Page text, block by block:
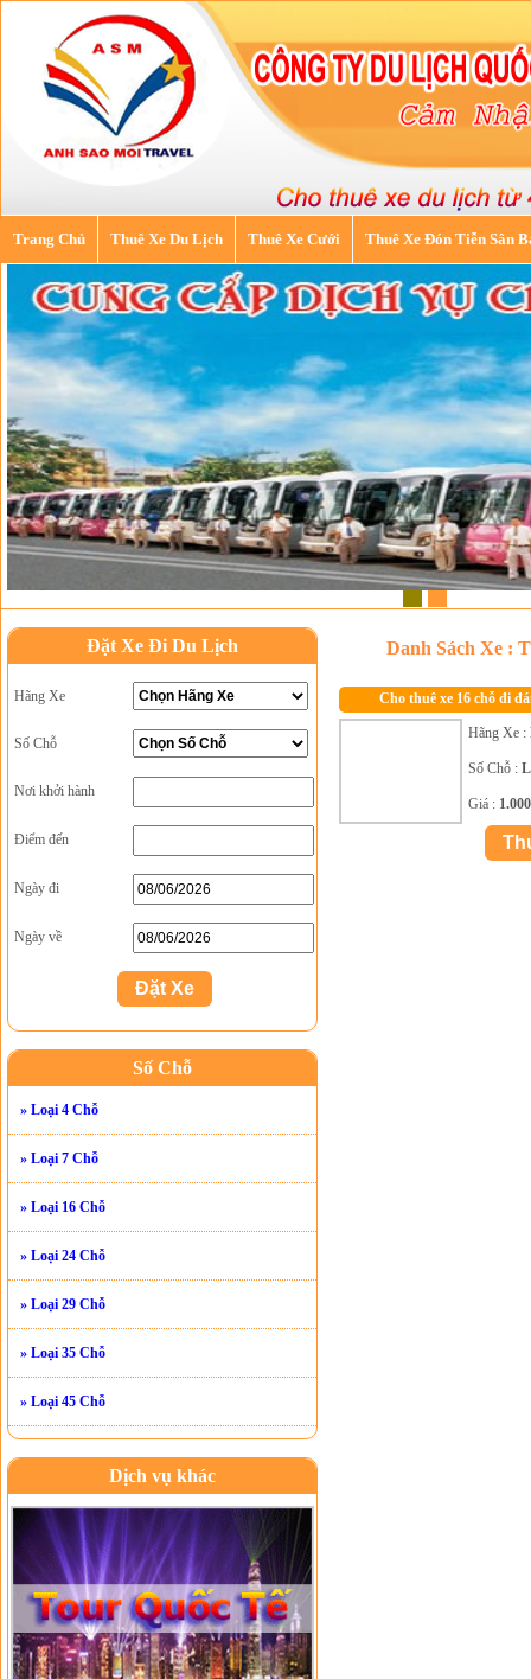
Trang Chủ Thuê Xe Du Lịch Thuê Xe Cưới Thuê Xe Đón Tiễn Sân
Đặt Xe Đi Du Lịch
Hãng Xe
Số Chỗ
Nơi khởi hành
Điểm đến
Ngày đi
Ngày về
Số Chỗ
» Loại 4 Chỗ
» Loại 7 Chỗ
» Loại 16 Chỗ
» Loại 24 Chỗ
» Loại 29 Chỗ
» Loại 35 Chỗ
» Loại 45 Chỗ
Dịch vụ khác
Danh Sách Xe :
Cho thuê xe 16 chỗ đi
Hãng Xe :
Số Chỗ :
Giá :